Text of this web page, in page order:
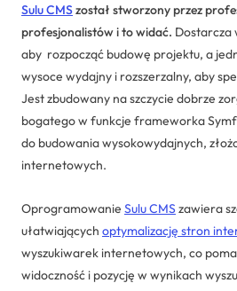
Sulu CMSzostał stworzony przez
profesjonalistów i to widać. Dostarcza
aby rozpocząć budowę projektu, a
wysoce wydajny i rozszerzalny, aby
Jest zbudowany na szczycie dobrze
bogatego w funkcje frameworka
do budowania wysokowydajnych,
internetowych.
Oprogramowanie Sulu CMS zawiera
ułatwiających optymalizację stron
wyszukiwarek internetowych, co
widoczność i pozycję w wynikach